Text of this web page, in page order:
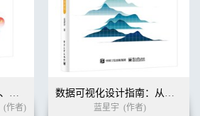
游戏大数据分析：思维、方法与实践
(作者)
数据可视化设计指南：从数据到新知
蓝星宇 (作者)